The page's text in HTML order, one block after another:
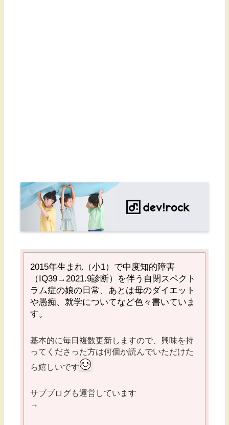
2015年生まれ（小1）で中度知的障害
（IQ39→2021.9診断）を伴う自閉スペクト
ラム症の娘の日常、あとは母のダイエット
や愚痴、就学についてなど色々書いていま
す。
基本的に毎日複数更新しますので、興味を持
ってくださった方は何個か読んでいただけた
ら嬉しいです
サブブログも運営しています
→